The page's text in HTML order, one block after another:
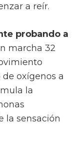
a reír.
probando a
marcha 32
oxígenos a
la
la sensación